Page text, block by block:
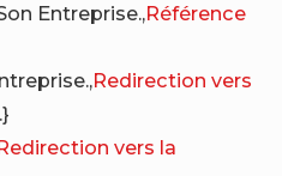
Entreprise.,Référence
Redirection vers
.}
vers la